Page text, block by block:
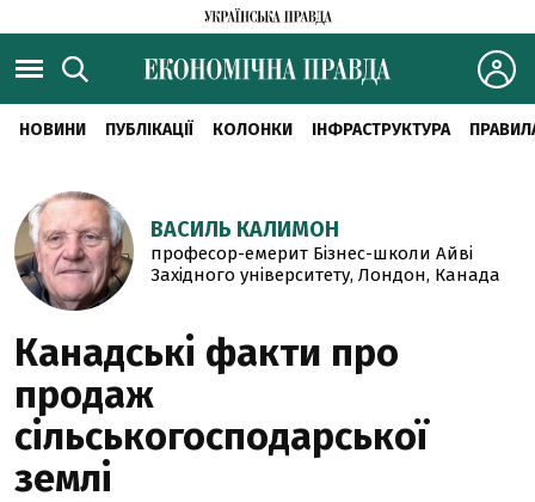
НОВИНИ ПУБЛІКАЦІЇ КОЛОНКИ ІНФРАСТРУКТУРА
ВАСИЛЬ КАЛИМОН
професор-емерит Бізнес-школи Айві
Західного університету, Лондон, Канада
Канадські факти про
продаж
сільськогосподарської
землі